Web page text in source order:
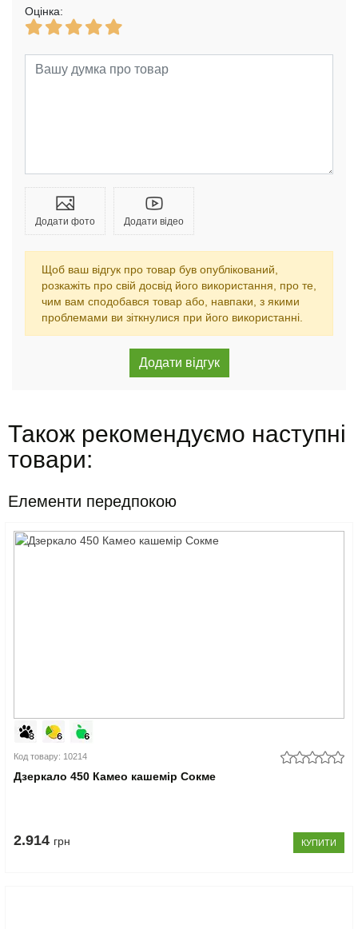
Оцінка:
Додати фото Додати відео
Щоб ваш відгук про товар був опублікований,
розкажіть про свій досвід його використання, про те,
чим вам сподобався товар або, навпаки, з якими
проблемами ви зіткнулися при його використанні.
Також рекомендуємо наступні
товари:
Елементи передпокою
Код товару: 10214
Дзеркало 450 Камео кашемір Сокме
2.914 грн КУПИТИ